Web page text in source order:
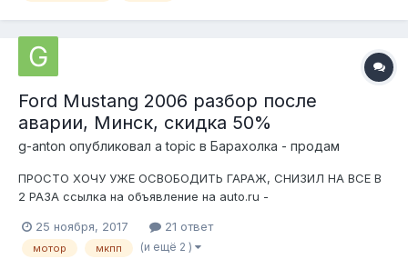
Ford Mustang 2006 разбор после
аварии, Минск, скидка 50%
g-anton опубликовал a topic в Барахолка - продам
ПРОСТО ХОЧУ УЖЕ ОСВОБОДИТЬ ГАРАЖ, СНИЗИЛ НА ВСЕ В
2 РАЗА ссылка на объявление на auto.ru -
файл здесь прикрпеить не более 1кб, так что фото см.по
ссылке После аварии, есть больше желание продать все
25 ноября, 2017 21 ответ
мотор мкпп (и ещё 2 )